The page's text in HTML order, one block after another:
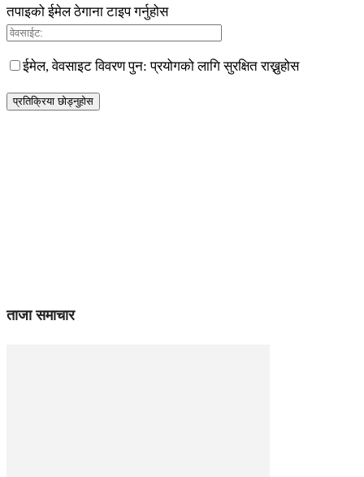
तपाइको ईमेल ठेगाना टाइप गर्नुहोस
ईमेल, वेवसाइट विवरण पुन: प्रयोगको लागि सुरक्षित राख्नुहोस
ताजा समाचार